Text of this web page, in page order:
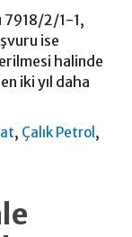
7918/2/1-1,
ise
halinde
iki yıl daha
, Çalık Petrol ,